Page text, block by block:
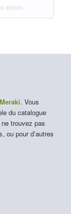
détails
. Vous
du catalogue
trouvez pas
ou pour d’autres